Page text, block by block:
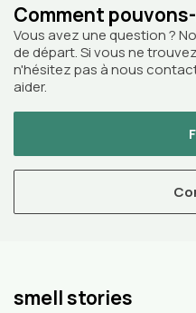
Comment
Vous avez une question ?
de départ. Si vous ne
n'hésitez pas à nous
aider.
smell stories